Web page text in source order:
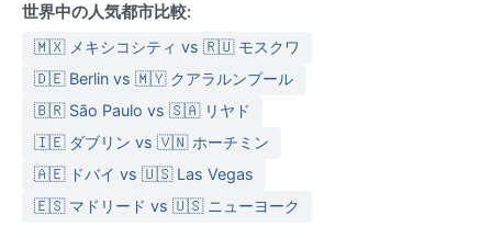
いる。防水性のある軽量レインジャケットや虫除けス
プレーも必需品だ。
旅行に適した時期は、降水量が少ない乾期の11月から2
月。特に12月と1月は湿度がやや下がり、過ごしやす
い。ただし、ビオコ島はギニア湾に位置するため、雨
季には激しい雷雨や突風に見舞われることがある。ハ
リケーンの直撃は稀だが、大西洋からの湿ったモンス
ーンが停滞し、長時間にわたる強雨をもたらすこと
世界中の人気都市比較:
🇲🇽 メキシコシティ vs 🇷🇺 モスクワ
🇩🇪 Berlin vs 🇲🇾 クアラルンプール
🇧🇷 São Paulo vs 🇸🇦 リヤド
🇮🇪 ダブリン vs 🇻🇳 ホーチミン
🇦🇪 ドバイ vs 🇺🇸 Las Vegas
🇪🇸 マドリード vs 🇺🇸 ニューヨーク